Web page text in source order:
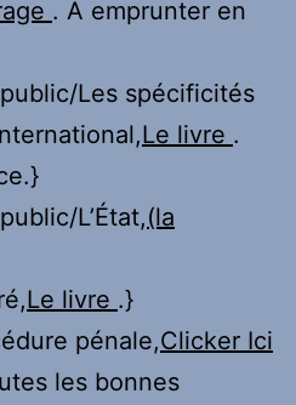
. A emprunter en
Les spécificités
Le livre .
L’État,(la
Le livre .}
pénale,Clicker Ici
les bonnes